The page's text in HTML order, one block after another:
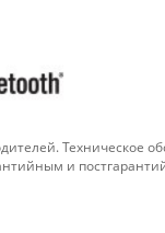
Техническое
и